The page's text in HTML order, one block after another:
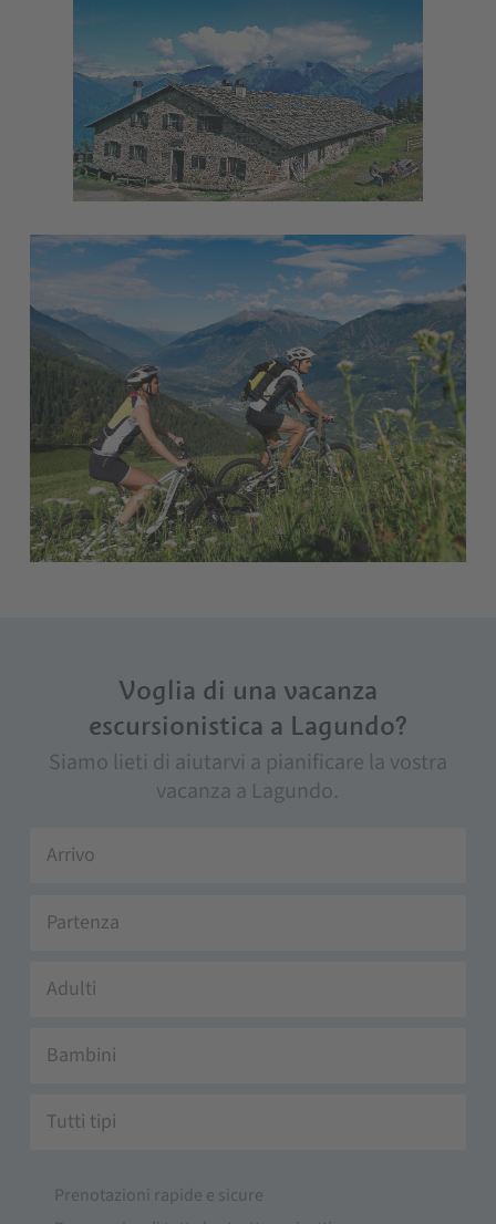
Voglia di una vacanza
escursionistica a Lagundo?
Siamo lieti di aiutarvi a pianificare la vostra
vacanza a Lagundo.
Adulti
Bambini
Tutti tipi
Prenotazioni rapide e sicure